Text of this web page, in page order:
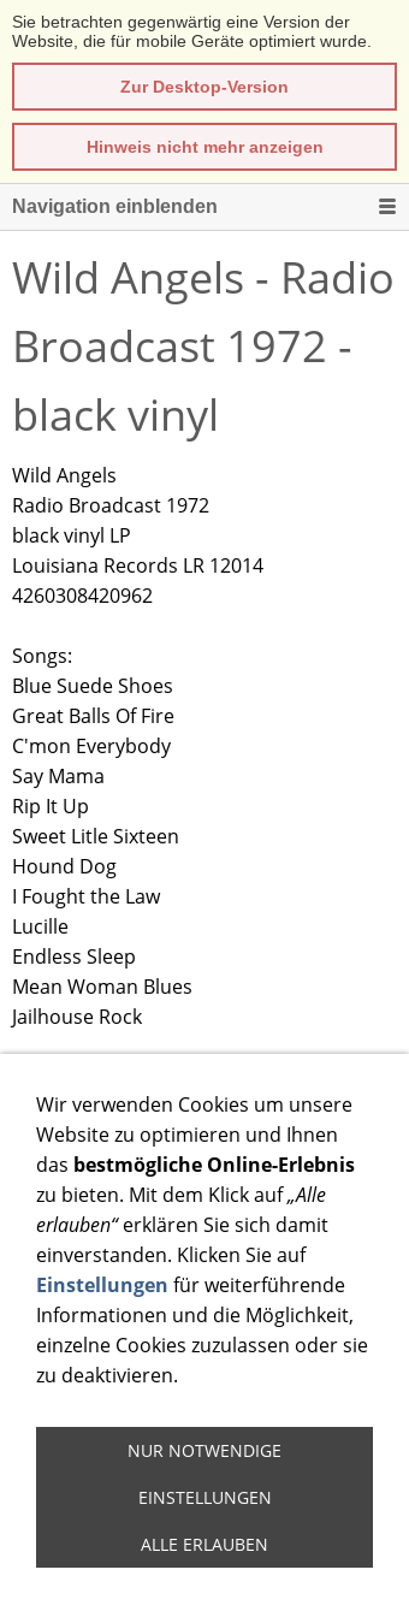
Sie betrachten gegenwärtig eine Version der
Website, die für mobile Geräte optimiert wurde.
Zur Desktop-Version
Hinweis nicht mehr anzeigen
Navigation einblenden
Wild Angels - Radio
Broadcast 1972 -
black vinyl
Wild Angels
Radio Broadcast 1972
black vinyl LP
Louisiana Records LR 12014
4260308420962
Songs:
Blue Suede Shoes
Great Balls Of Fire
C'mon Everybody
Say Mama
Rip It Up
Sweet Litle Sixteen
Hound Dog
I Fought the Law
Lucille
Endless Sleep
Mean Woman Blues
Jailhouse Rock
WILD ANGELS - RADIO BROADCAST 1972
- BLACK VINYL
Wir verwenden Cookies um unsere
Website zu optimieren und Ihnen
das bestmögliche Online-Erlebnis
zu bieten. Mit dem Klick auf„Alle
erlauben“erklären Sie sich damit
einverstanden. Klicken Sie auf
Einstellungen für weiterführende
Informationen und die Möglichkeit,
einzelne Cookies zuzulassen oder sie
zu deaktivieren.
NUR NOTWENDIGE
EINSTELLUNGEN
ALLE ERLAUBEN